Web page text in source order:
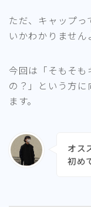
ただ、キャップっ
いかわかりません
今回は「そもそも
の？」という方に
ます。
オス
初め